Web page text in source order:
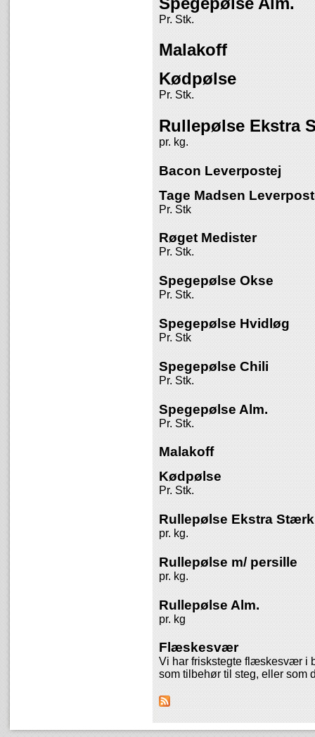
Pr. Stk.
Malakoff
Kødpølse
Pr. Stk.
Rullepølse Ekstra
pr. kg.
Bacon Leverpostej
Tage Madsen
Pr. Stk
Røget Medister
Pr. Stk.
Spegepølse Okse
Pr. Stk.
Spegepølse Hvidløg
Pr. Stk
Spegepølse Chili
Pr. Stk.
Spegepølse Alm.
Pr. Stk.
Malakoff
Kødpølse
Pr. Stk.
Rullepølse Ekstra Stærk
pr. kg.
Rullepølse m/ persille
pr. kg.
Rullepølse Alm.
pr. kg
Flæskesvær
Vi har friskstegte flæskesvær i
som tilbehør til steg, eller som